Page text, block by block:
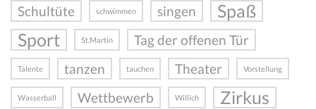
Schultüte schwimmen singen
Spaß
Sport
St.Martin Tag der offenen Tür
Talente tanzen tauchen Theater Vorstellung
Wasserball Wettbewerb Willich Zirkus